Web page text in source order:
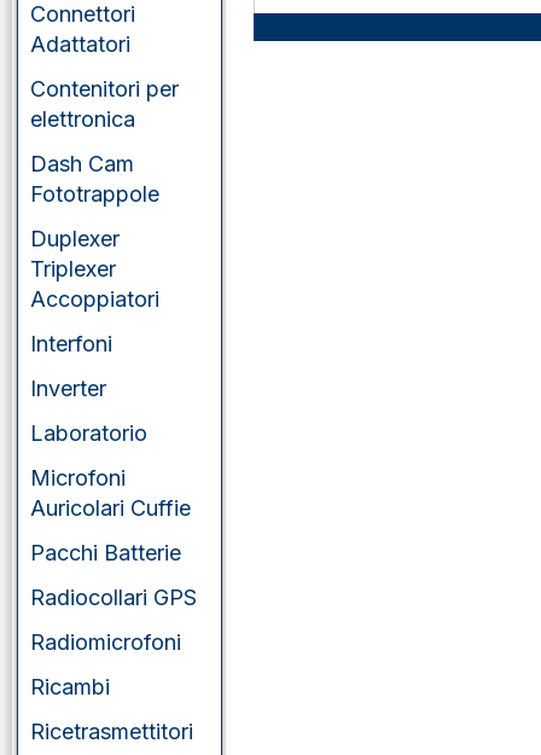
Connettori
Adattatori
Contenitori per
elettronica
Dash Cam
Fototrappole
Duplexer
Triplexer
Accoppiatori
Interfoni
Inverter
Laboratorio
Microfoni
Auricolari Cuffie
Pacchi Batterie
Radiocollari GPS
Radiomicrofoni
Ricambi
Ricetrasmettitori